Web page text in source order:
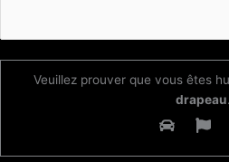
Veuillez prouver que vous êtes
drapeau.